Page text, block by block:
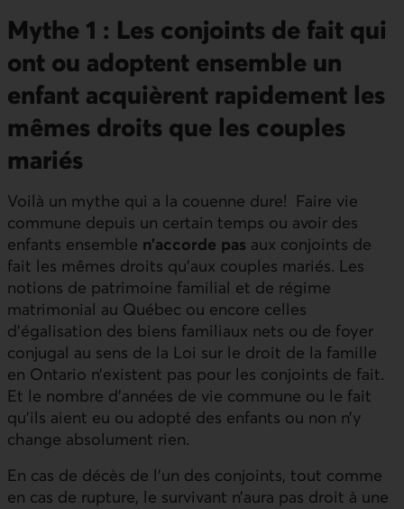
Mythe 1 : Les conjoints de fait qui
ont ou adoptent ensemble un
enfant acquièrent rapidement les
mêmes droits que les couples
mariés
Voilà un mythe qui a la couenne dure! Faire vie
commune depuis un certain temps ou avoir des
enfants ensemble n’accorde pas aux conjoints de
fait les mêmes droits qu’aux couples mariés. Les
notions de patrimoine familial et de régime
matrimonial au Québec ou encore celles
d’égalisation des biens familiaux nets ou de foyer
conjugal au sens de la Loi sur le droit de la famille
en Ontario n’existent pas pour les conjoints de fait.
Et le nombre d’années de vie commune ou le fait
qu’ils aient eu ou adopté des enfants ou non n’y
change absolument rien.
En cas de décès de l’un des conjoints, tout comme
en cas de rupture, le survivant n’aura pas droit à une